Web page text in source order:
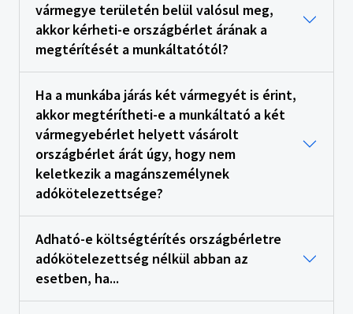
vármegye területén belül valósul meg,
akkor kérheti-e országbérlet árának a
megtérítését a munkáltatótól?
Ha a munkába járás két vármegyét is érint,
akkor megtérítheti-e a munkáltató a két
vármegyebérlet helyett vásárolt
országbérlet árát úgy, hogy nem
keletkezik a magánszemélynek
adókötelezettsége?
Adható-e költségtérítés országbérletre
adókötelezettség nélkül abban az
esetben, ha...